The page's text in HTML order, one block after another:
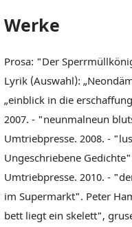
Werke
Prosa: "Der
Lyrik (Auswahl):
„einblick in die
2007. - "neunmalneun
Umtriebpresse. 2008. -
Ungeschriebene
Umtriebpresse. 2010. -
im Supermarkt". Peter
bett liegt ein skelett",